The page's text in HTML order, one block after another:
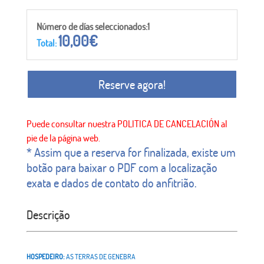
Número de días seleccionados:1
Total:10,00€
Reserve agora!
* Assim que a reserva for finalizada, existe um
botão para baixar o PDF com a localização
exata e dados de contato do anfitrião.
Descrição
HOSPEDEIRO:AS TERRAS DE GENEBRA